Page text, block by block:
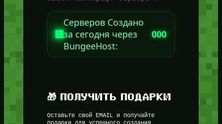
Серверов Создано
за сегодня через
BungeeHost:
000
🎁 ПОЛУЧИТЬ ПОДАРКИ
Оставьте свой EMAIL и получайте